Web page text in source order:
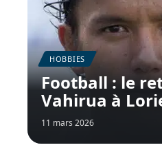
HOBBIES
Football : le
Vahirua à
11 mars 2026